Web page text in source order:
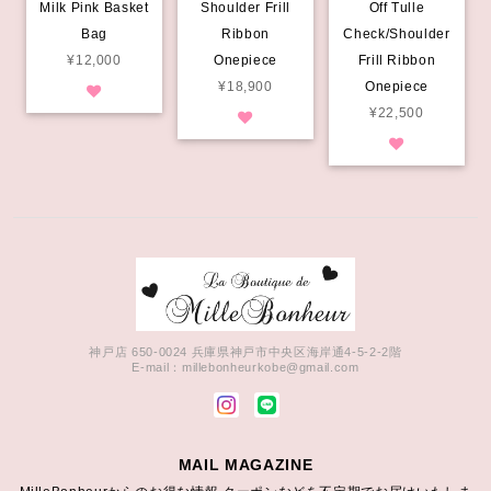
Milk Pink Basket
Bag
¥12,000
Shoulder Frill
Ribbon
Onepiece
¥18,900
Off Tulle
Check/Shoulder
Frill Ribbon
Onepiece
¥22,500
神戸店 650-0024 兵庫県神戸市中央区海岸通4-5-2-2階
E-mail： millebonheurkobe@gmail.com
MAIL MAGAZINE